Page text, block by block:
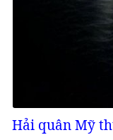
Hải quân Mỹ